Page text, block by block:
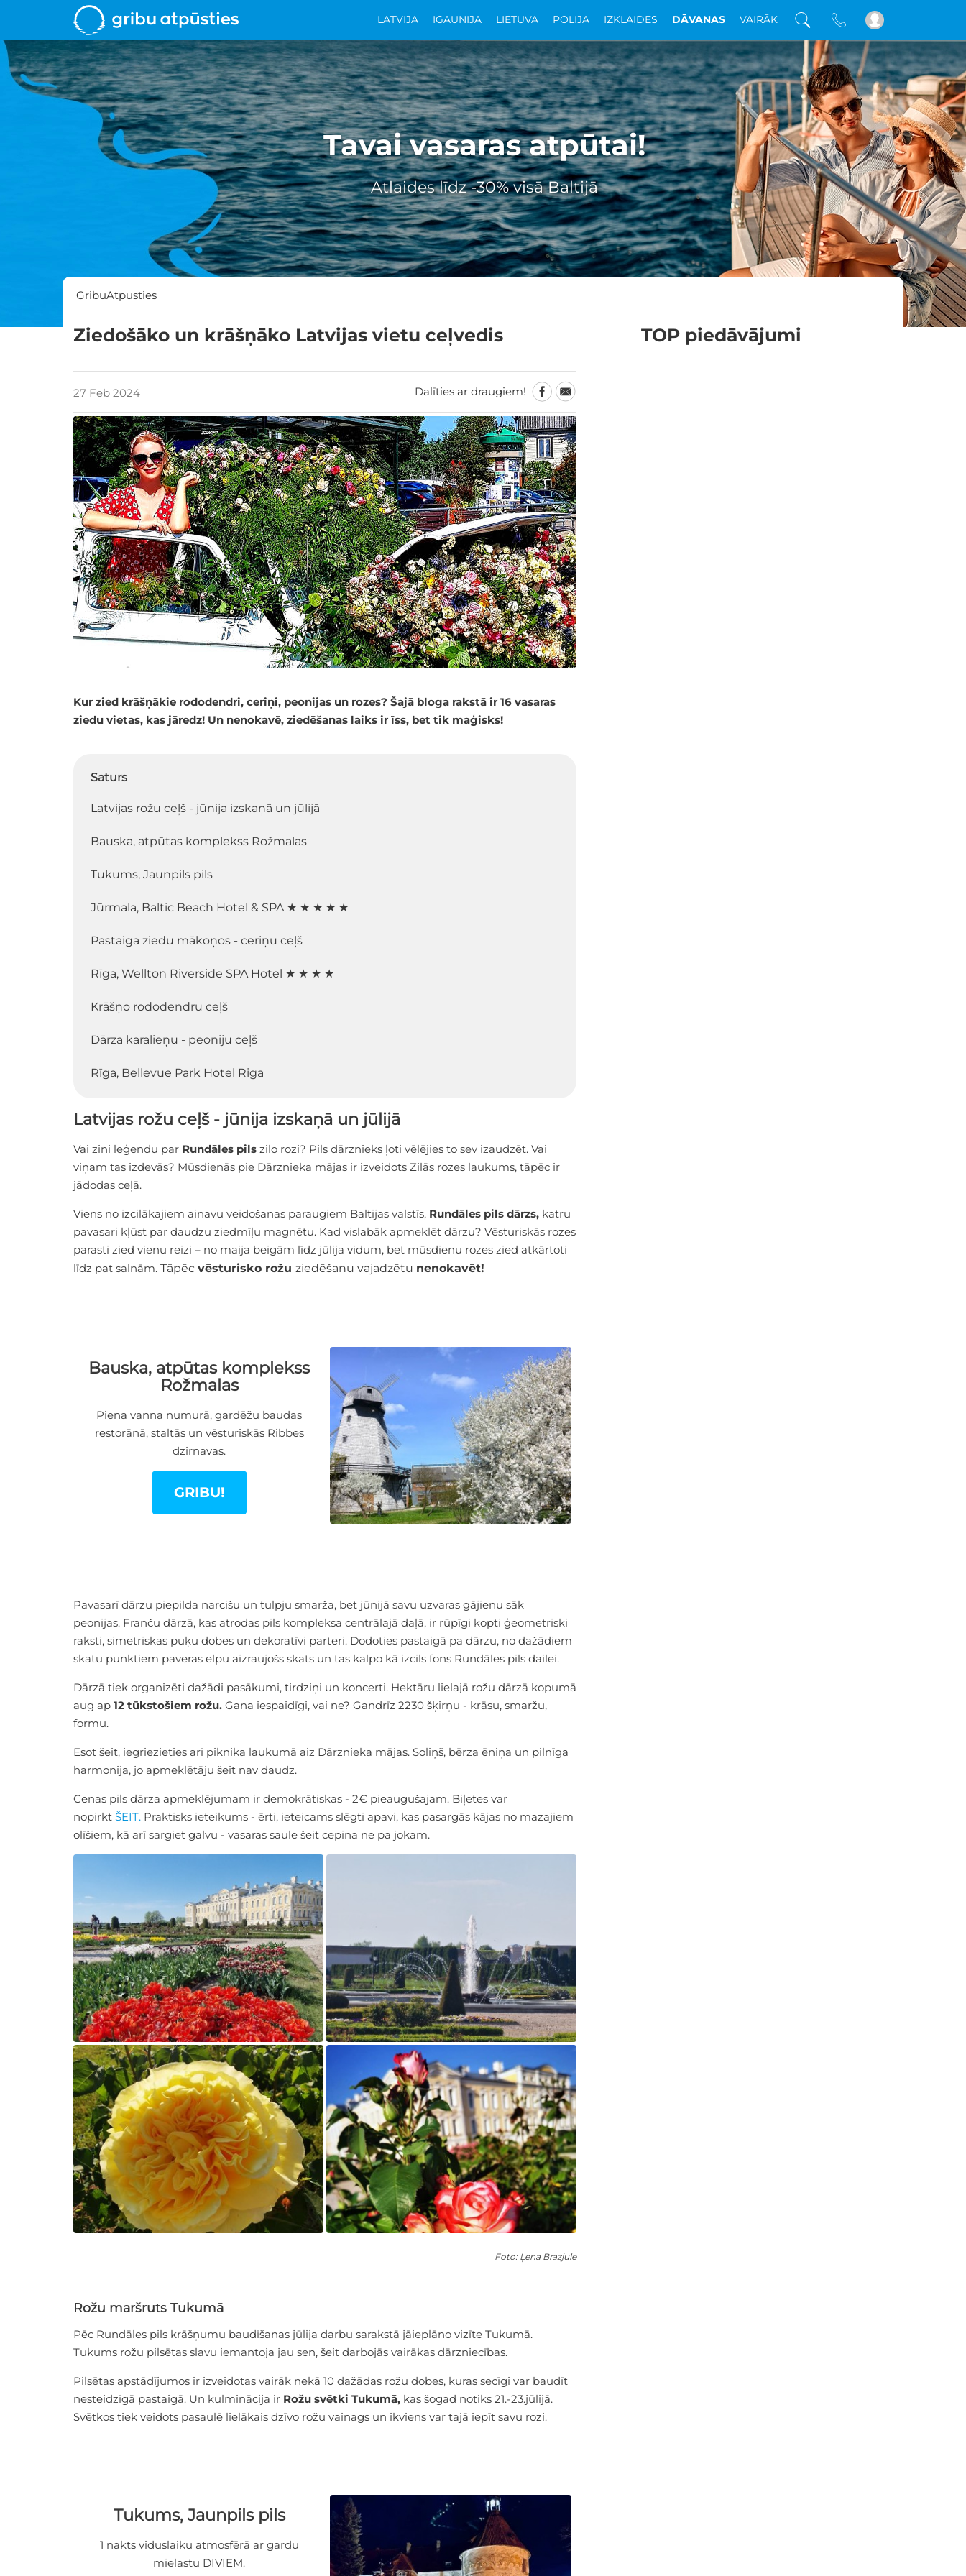
LATVIJA IGAUNIJA LIETUVA POLIJA IZKLAIDES DĀVANAS VAIRĀK
Tavai vasaras atpūtai!
Atlaides līdz -30% visā Baltijā
GribuAtpusties
Ziedošāko un krāšņāko Latvijas vietu ceļvedis
27 Feb 2024 Dalīties ar draugiem!
TOP piedāvājumi
Kur zied krāšņākie rododendri, ceriņi, peonijas un rozes? Šajā bloga rakstā ir 16 vasaras
ziedu vietas, kas jāredz! Un nenokavē, ziedēšanas laiks ir īss, bet tik maģisks!
Saturs
Latvijas rožu ceļš - jūnija izskaņā un jūlijā
Bauska, atpūtas komplekss Rožmalas
Tukums, Jaunpils pils
Jūrmala, Baltic Beach Hotel & SPA ★ ★ ★ ★ ★
Pastaiga ziedu mākoņos - ceriņu ceļš
Rīga, Wellton Riverside SPA Hotel ★ ★ ★ ★
Krāšņo rododendru ceļš
Dārza karalieņu - peoniju ceļš
Rīga, Bellevue Park Hotel Riga
Latvijas rožu ceļš - jūnija izskaņā un jūlijā
Vai zini leģendu par Rundāles pils zilo rozi? Pils dārznieks ļoti vēlējies to sev izaudzēt. Vai
viņam tas izdevās? Mūsdienās pie Dārznieka mājas ir izveidots Zilās rozes laukums, tāpēc ir
jādodas ceļā.
Viens no izcilākajiem ainavu veidošanas paraugiem Baltijas valstīs, Rundāles pils dārzs, katru
pavasari kļūst par daudzu ziedmīļu magnētu. Kad vislabāk apmeklēt dārzu? Vēsturiskās rozes
parasti zied vienu reizi – no maija beigām līdz jūlija vidum, bet mūsdienu rozes zied atkārtoti
līdz pat salnām. Tāpēc vēsturisko rožu ziedēšanu vajadzētu nenokavēt!
Bauska, atpūtas komplekss
Rožmalas
Piena vanna numurā, gardēžu baudas
restorānā, staltās un vēsturiskās Ribbes
dzirnavas.
GRIBU!
Pavasarī dārzu piepilda narcišu un tulpju smarža, bet jūnijā savu uzvaras gājienu sāk
peonijas. Franču dārzā, kas atrodas pils kompleksa centrālajā daļā, ir rūpīgi kopti ģeometriski
raksti, simetriskas puķu dobes un dekoratīvi parteri. Dodoties pastaigā pa dārzu, no dažādiem
skatu punktiem paveras elpu aizraujošs skats un tas kalpo kā izcils fons Rundāles pils dailei.
Dārzā tiek organizēti dažādi pasākumi, tirdziņi un koncerti. Hektāru lielajā rožu dārzā kopumā
aug ap 12 tūkstošiem rožu. Gana iespaidīgi, vai ne? Gandrīz 2230 šķirņu - krāsu, smaržu,
formu.
Esot šeit, iegriezieties arī piknika laukumā aiz Dārznieka mājas. Soliņš, bērza ēniņa un pilnīga
harmonija, jo apmeklētāju šeit nav daudz.
Cenas pils dārza apmeklējumam ir demokrātiskas - 2€ pieaugušajam. Biļetes var
nopirkt ŠEIT. Praktisks ieteikums - ērti, ieteicams slēgti apavi, kas pasargās kājas no mazajiem
olīšiem, kā arī sargiet galvu - vasaras saule šeit cepina ne pa jokam.
Foto: Ļena Brazjule
Rožu maršruts Tukumā
Pēc Rundāles pils krāšņumu baudīšanas jūlija darbu sarakstā jāieplāno vizīte Tukumā.
Tukums rožu pilsētas slavu iemantoja jau sen, šeit darbojās vairākas dārzniecības.
Pilsētas apstādījumos ir izveidotas vairāk nekā 10 dažādas rožu dobes, kuras secīgi var baudīt
nesteidzīgā pastaigā. Un kulminācija ir Rožu svētki Tukumā, kas šogad notiks 21.-23.jūlijā.
Svētkos tiek veidots pasaulē lielākais dzīvo rožu vainags un ikviens var tajā iepīt savu rozi.
Tukums, Jaunpils pils
1 nakts viduslaiku atmosfērā ar gardu
mielastu DIVIEM.